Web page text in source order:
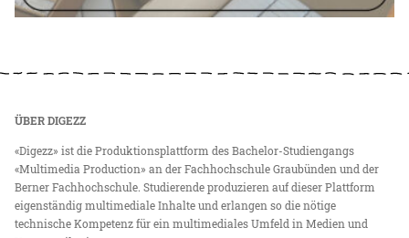
ÜBER DIGEZZ
«Digezz» ist die Produktionsplattform des Bachelor-Studiengangs
«Multimedia Production» an der Fachhochschule Graubünden und der
Berner Fachhochschule. Studierende produzieren auf dieser Plattform
eigenständig multimediale Inhalte und erlangen so die nötige
technische Kompetenz für ein multimediales Umfeld in Medien und